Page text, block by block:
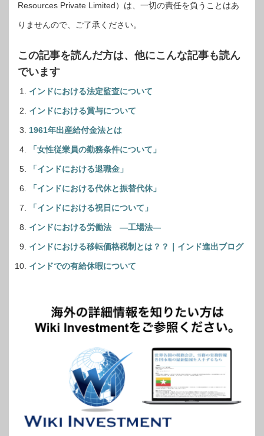
Resources Private Limited）は、一切の責任を負うことはあ
りませんので、ご了承ください。
この記事を読んだ方は、他にこんな記事も読ん
でいます
インドにおける法定監査について
インドにおける賞与について
1961年出産給付金法とは
「女性従業員の勤務条件について」
「インドにおける退職金」
「インドにおける代休と振替代休」
「インドにおける祝日について」
インドにおける労働法 ―工場法―
インドにおける移転価格税制とは？？｜インド進出ブログ
インドでの有給休暇について